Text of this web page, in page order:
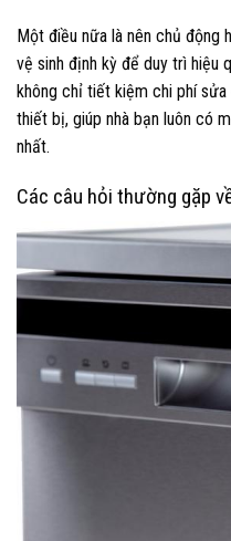
Một điều nữa là nên chủ động
vệ sinh định kỳ để duy trì hiệu
không chỉ tiết kiệm chi phí
thiết bị, giúp nhà bạn luôn có
nhất.
Các câu hỏi thường gặp